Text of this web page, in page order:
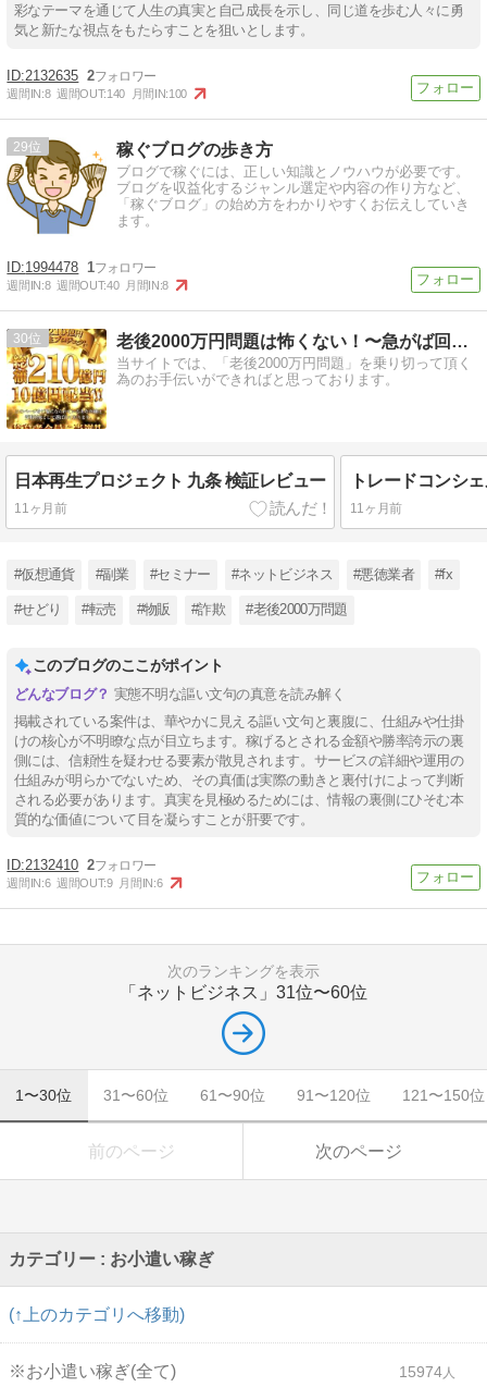
彩なテーマを通じて人生の真実と自己成長を示し、同じ道を歩む人々に勇
気と新たな視点をもたらすことを狙いとします。
2132635 2
週間IN:8 週間OUT:140 月間IN:100
29 稼ぐブログの歩き方
ブログで稼ぐには、正しい知識とノウハウが必要です。
ブログを収益化するジャンル選定や内容の作り方など、
「稼ぐブログ」の始め方をわかりやすくお伝えしていき
ます。
1994478 1
週間IN:8 週間OUT:40 月間IN:8
30 老後2000万円問題は怖くない！〜急がば回れの資産構築法〜
当サイトでは、「老後2000万円問題」を乗り切って頂く
為のお手伝いができればと思っております。
日本再生プロジェクト 九条 検証レビュー
11ヶ月前 11ヶ月前
#仮想通貨 #副業 #セミナー #ネットビジネス #悪徳業者 #fx
#せどり #転売 #物販 #詐欺 #老後2000万問題
このブログのここがポイント
実態不明な謳い文句の真意を読み解く
掲載されている案件は、華やかに見える謳い文句と裏腹に、仕組みや仕掛
けの核心が不明瞭な点が目立ちます。稼げるとされる金額や勝率誇示の裏
側には、信頼性を疑わせる要素が散見されます。サービスの詳細や運用の
仕組みが明らかでないため、その真価は実際の動きと裏付けによって判断
される必要があります。真実を見極めるためには、情報の裏側にひそむ本
質的な価値について目を凝らすことが肝要です。
2132410 2
週間IN:6 週間OUT:9 月間IN:6
次のランキングを表示
「ネットビジネス」 31位〜60位
1〜30位 31〜60位 61〜90位 91〜120位 121〜150位
前のページ 次のページ
カテゴリー : お小遣い稼ぎ
(↑上のカテゴリへ移動)
※お小遣い稼ぎ(全て) 15974